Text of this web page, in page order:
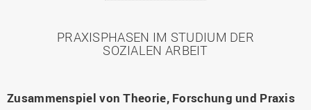
PRAXISPHASEN IM STUDIUM DER
SOZIALEN ARBEIT
Zusammenspiel von Theorie, Forschung und Praxis